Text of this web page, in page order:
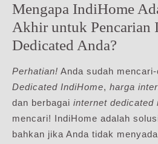
Mengapa IndiHome
Akhir untuk Pencarian
Dedicated Anda?
Perhatian! Anda sudah
Dedicated IndiHome, harga
dan berbagai internet dedicated
mencari! IndiHome adalah
bahkan jika Anda tidak